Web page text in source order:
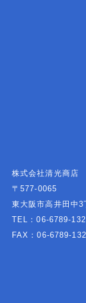
株式会社清光商店
〒577-0065
東大阪市高井田中3
TEL：06-6789-
FAX：06-6789-